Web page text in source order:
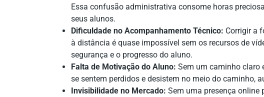
Essa confusão administrativa consome horas
seus alunos.
Dificuldade no Acompanhamento Técnico: Corrigir a
à distância é quase impossível sem os recursos de
segurança e o progresso do aluno.
Falta de Motivação do Aluno: Sem um caminho claro
se sentem perdidos e desistem no meio do caminho,
Invisibilidade no Mercado: Sem uma presença online